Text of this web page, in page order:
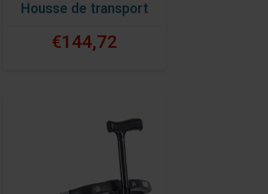
Housse de transport
€144,72